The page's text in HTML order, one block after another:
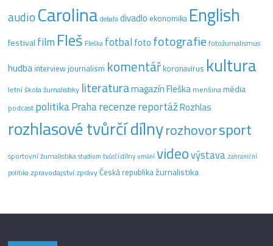
audio Carolina debata divadlo ekonomika English
festival film Fleš Fleška fotbal foto fotografie fotožurnalismus
hudba interview journalism komentář koronavirus kultura
letní škola žurnalistiky literaturamagazín Fleška menšinamédia
podcast politikaPraharecenzereportážRozhlas
rozhlasové tvůrčí dílnyrozhovorsport
sportovní žurnalistika studium tvůrčí dílny uměnívideovýstava zahraniční
politika zpravodajstvízprávyČeská republikažurnalistika